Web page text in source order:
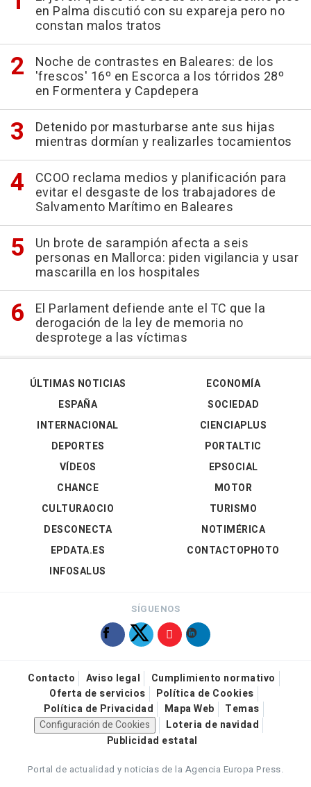
en Palma discutió con su expareja pero no
constan malos tratos
Noche de contrastes en Baleares: de los
'frescos' 16º en Escorca a los tórridos 28º
en Formentera y Capdepera
Detenido por masturbarse ante sus hijas
mientras dormían y realizarles tocamientos
CCOO reclama medios y planificación para
evitar el desgaste de los trabajadores de
Salvamento Marítimo en Baleares
Un brote de sarampión afecta a seis
personas en Mallorca: piden vigilancia y usar
mascarilla en los hospitales
El Parlament defiende ante el TC que la
derogación de la ley de memoria no
desprotege a las víctimas
ÚLTIMAS NOTICIAS
ESPAÑA
INTERNACIONAL
DEPORTES
VÍDEOS
ECONOMÍA
SOCIEDAD
CIENCIAPLUS
PORTALTIC
EPSOCIAL
CHANCE
CULTURAOCIO
DESCONECTA
EPDATA.ES
INFOSALUS
MOTOR
TURISMO
NOTIMÉRICA
CONTACTOPHOTO
SÍGUENOS
Contacto Aviso legal
Cumplimiento normativo
Oferta de servicios
Política de Cookies
Política de Privacidad
Mapa Web
Temas
Configuración de Cookies
Loteria de navidad
Publicidad estatal
Portal de actualidad y noticias de la Agencia Europa Press.